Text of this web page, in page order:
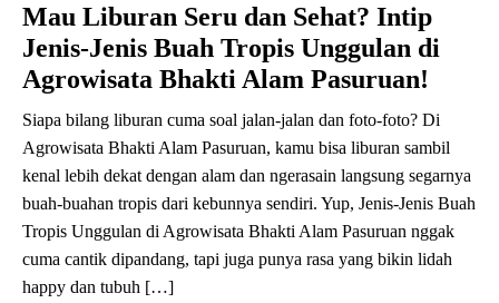
Mau Liburan Seru dan Sehat? Intip
Jenis-Jenis Buah Tropis Unggulan di
Agrowisata Bhakti Alam Pasuruan!
Siapa bilang liburan cuma soal jalan-jalan dan foto-foto? Di
Agrowisata Bhakti Alam Pasuruan, kamu bisa liburan sambil
kenal lebih dekat dengan alam dan ngerasain langsung segarnya
buah-buahan tropis dari kebunnya sendiri. Yup, Jenis-Jenis Buah
Tropis Unggulan di Agrowisata Bhakti Alam Pasuruan nggak
cuma cantik dipandang, tapi juga punya rasa yang bikin lidah
happy dan tubuh […]